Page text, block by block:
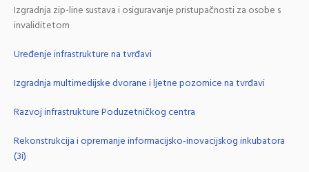
Izgradnja zip-line sustava i osiguravanje pristupačnosti za osobe s
invaliditetom
Uređenje infrastrukture na tvrđavi
Izgradnja multimedijske dvorane i ljetne pozornice na tvrđavi
Razvoj infrastrukture Poduzetničkog centra
Rekonstrukcija i opremanje informacijsko-inovacijskog inkubatora
(3i)